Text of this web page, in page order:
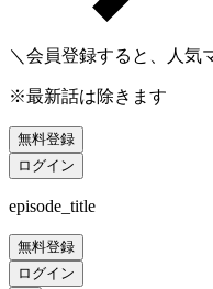
＼会員登録すると、人気
※最新話は除きます
無料登録
ログイン
episode_title
無料登録
ログイン